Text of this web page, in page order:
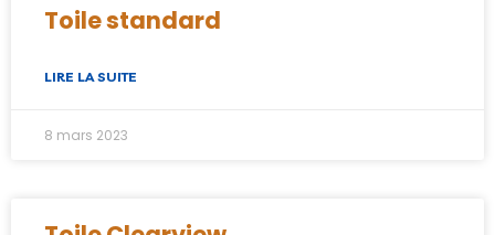
Toile standard
LIRE LA SUITE
8 mars 2023